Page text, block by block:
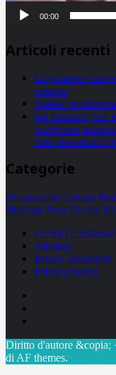
00:00
Articoli recenti
La proteina
neuroni
Statine:
Un farmaco, due
carcinoma
seno metastatico
Categorie
alimentazione biologia
Medicina News Ricerca
CCSVI e
Sitemap
Invia Comunicati
Privacy Policy
Diritto d'autore
di AF themes.